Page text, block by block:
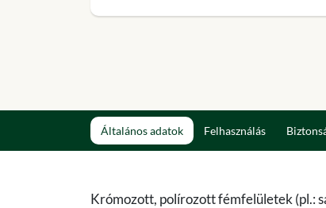
Általános adatok Felhasználás
Krómozott, polírozott fémfelületek (pl.: